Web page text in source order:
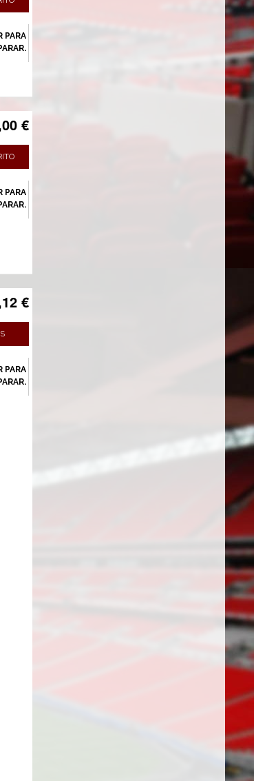
PARA
€
PARA
€
PARA